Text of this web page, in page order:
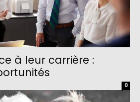
à leur carrière :
0